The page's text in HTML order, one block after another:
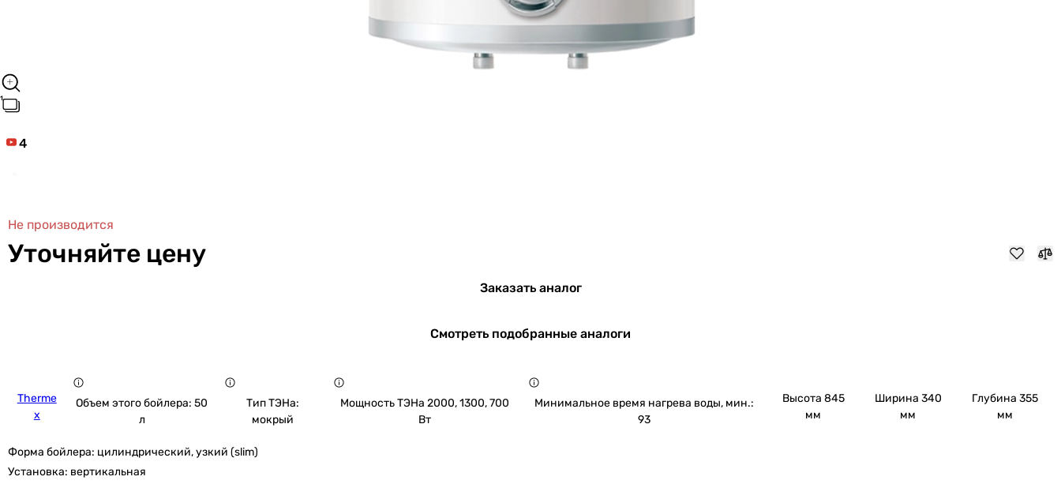
4
Не производится
Уточняйте цену
Заказать аналог
Смотреть подобранные аналоги
Therme
x
Объем этого бойлера: 50
л
Тип ТЭНа:
мокрый
Мощность ТЭНа 2000, 1300, 700
Вт
Минимальное время нагрева воды, мин.:
93
Высота 845
мм
Ширина 340
мм
Глубина 355
мм
Форма бойлера: цилиндрический, узкий (slim)
Установка: вертикальная